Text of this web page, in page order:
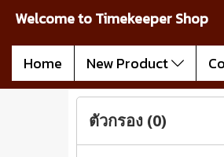
Welcome to Timekeeper Shop
Home New Product
ตัวกรอง (0)